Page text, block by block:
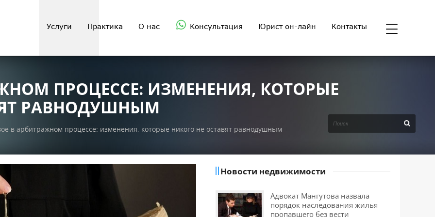
Услуги Практика О нас Консультация Юрист он-лайн Контакты
ПРОЦЕССЕ: ИЗМЕНЕНИЯ, КОТОРЫЕ
РАВНОДУШНЫМ
в арбитражном процессе: изменения, которые никого не оставят равнодушным
Новости недвижимости
Адвокат Мангутова назвала
порядок наследования жилья
пропавшего без вести